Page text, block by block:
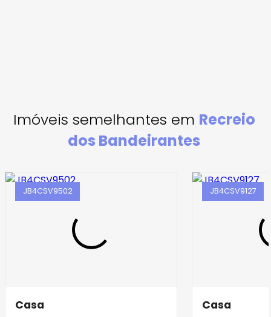
Imóveis semelhantes em Recreio
dos Bandeirantes
JB4CSV9502
Casa
JB4CSV9127
Casa